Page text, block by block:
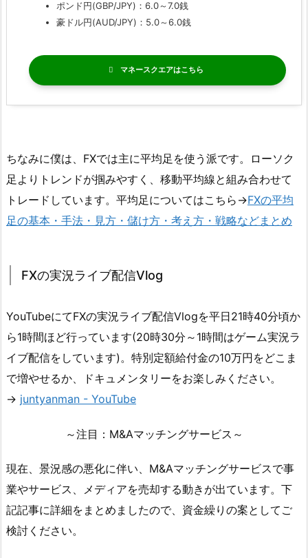
ポンド円(GBP/JPY)：6.0～7.0銭
豪ドル円(AUD/JPY)：5.0～6.0銭
マネースクエア
ちなみに僕は、FXでは主に平均足を使う派です。ローソク
足よりトレンドが掴みやすく、移動平均線と組み合わせて
トレードしています。平均足についてはこちら→FXの平均
足の基本・手法・見方・儲け方・考え方・戦略などまとめ
FXの実況ライブ配信Vlog
YouTubeにてFXの実況ライブ配信Vlogを平日21時40分頃か
ら1時間ほど行っています(20時30分～1時間はゲーム実況ラ
イブ配信をしています)。特別定額給付金の10万円をどこま
で増やせるか、ドキュメンタリーをお楽しみください。
→ juntyanman - YouTube
～注目：M&Aマッチングサービス～
現在、景況感の悪化に伴い、M&Aマッチングサービスで事
業やサービス、メディアを売却する動きが出ています。下
記記事に詳細をまとめましたので、資金繰りの案としてご
検討ください。